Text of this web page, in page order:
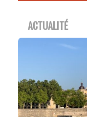
ACTUALITÉ